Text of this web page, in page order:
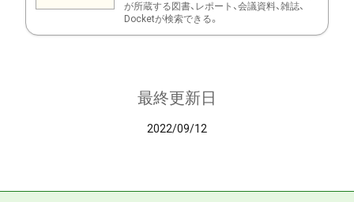
が所蔵する図書、レポート、会議資料、雑誌、
Docketが検索できる。
最終更新日
2022/09/12